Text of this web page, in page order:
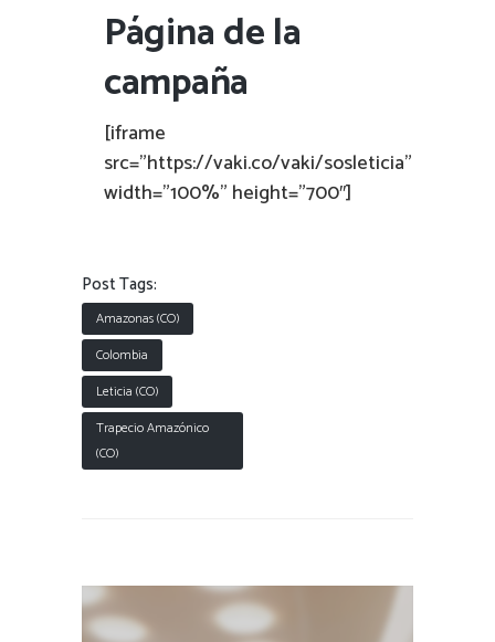
Página de la
campaña
[iframe
src=”https://vaki.co/vaki/sosleticia”
width=”100%” height=”700″]
Post Tags:
Amazonas (CO)
Colombia
Leticia (CO)
Trapecio Amazónico
(CO)